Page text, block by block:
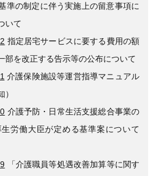
準の制定に伴う実施上の留意事項に
いて
指定居宅サービスに要する費用の額
部を改正する告示等の公布について
介護保険施設等運営指導マニュアル
介護予防・日常生活支援総合事業の
労働大臣が定める基準案について
「介護職員等処遇改善加算等に関す